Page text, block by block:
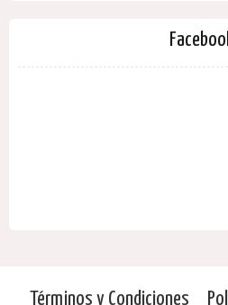
Términos y Condiciones